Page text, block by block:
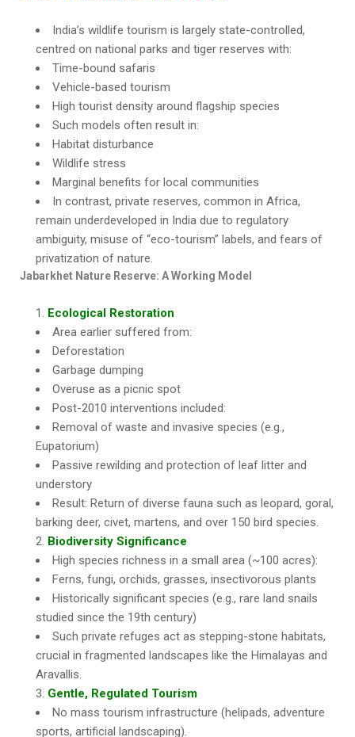
India’s wildlife tourism is largely state-controlled,
centred on national parks and tiger reserves with:
Time-bound safaris
Vehicle-based tourism
High tourist density around flagship species
Such models often result in:
Habitat disturbance
Wildlife stress
Marginal benefits for local communities
In contrast, private reserves, common in Africa,
remain underdeveloped in India due to regulatory
ambiguity, misuse of “eco-tourism” labels, and fears of
privatization of nature.
Jabarkhet Nature Reserve: A Working Model
Ecological Restoration
Area earlier suffered from:
Deforestation
Garbage dumping
Overuse as a picnic spot
Post-2010 interventions included:
Removal of waste and invasive species (e.g.,
Eupatorium)
Passive rewilding and protection of leaf litter and
understory
Result: Return of diverse fauna such as leopard, goral,
barking deer, civet, martens, and over 150 bird species.
Biodiversity Significance
High species richness in a small area (~100 acres):
Ferns, fungi, orchids, grasses, insectivorous plants
Historically significant species (e.g., rare land snails
studied since the 19th century)
Such private refuges act as stepping-stone habitats,
crucial in fragmented landscapes like the Himalayas and
Aravallis.
Gentle, Regulated Tourism
No mass tourism infrastructure (helipads, adventure
sports, artificial landscaping).